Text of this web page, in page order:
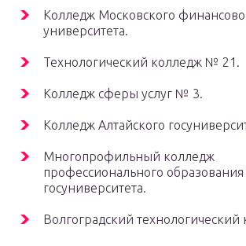
Колледж Московского
университета.
Технологический колледж № 21.
Колледж сферы услуг № 3.
Колледж Алтайского
Многопрофильный колледж
профессионального образования
госуниверситета.
Волгоградский технологический